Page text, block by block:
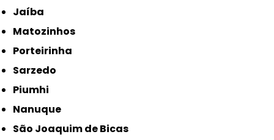
Jaíba
Matozinhos
Porteirinha
Sarzedo
Piumhi
Nanuque
São Joaquim de Bicas